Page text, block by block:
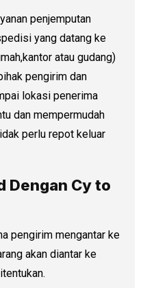
penjemputan
yang datang ke
atau gudang)
pengirim dan
lokasi penerima
dan mempermudah
perlu repot keluar
Dengan Cy to
pengirim mengantar ke
akan diantar ke